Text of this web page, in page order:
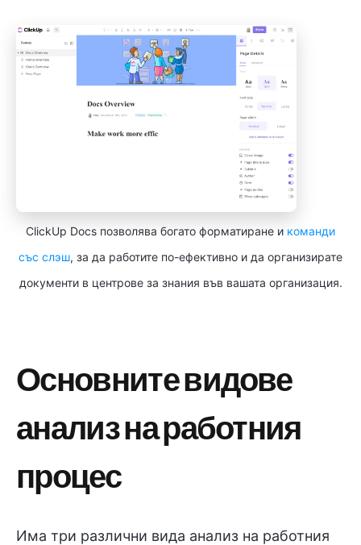
ClickUp Docs позволява богато форматиране и команди
със слэш, за да работите по-ефективно и да организирате
документи в центрове за знания във вашата организация.
Основните видове
анализ на работния
процес
Има три различни вида анализ на работния